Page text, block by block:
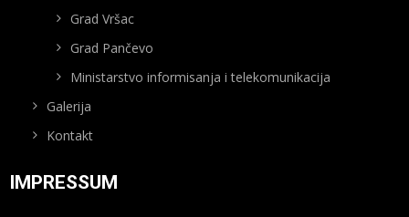
Grad Vršac
Grad Pančevo
Ministarstvo informisanja i telekomunikacija
Galerija
Kontakt
IMPRESSUM